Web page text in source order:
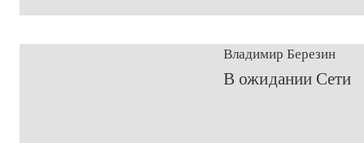
Владимир Березин
​В ожидании Сети